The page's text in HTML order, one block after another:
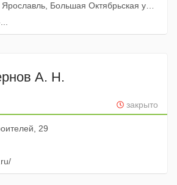
Большая Октябрьская улица, 45
А. Н.
закрыто
29